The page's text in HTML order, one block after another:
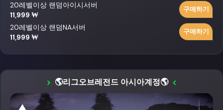
20레벨이상 랜덤아이시서버
11,999 ₩
구매하기
20레벨이상 랜덤NA서버
11,999 ₩
구매하기
🌎리그오브레전드 아시아계정🌎